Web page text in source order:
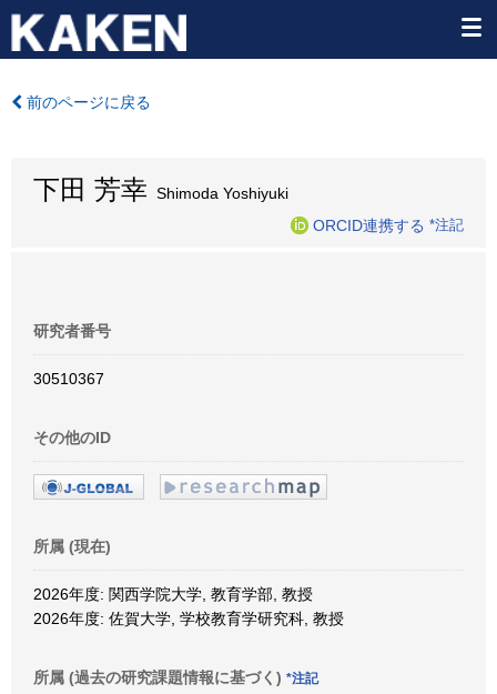
前のページに戻る
下田 芳幸 Shimoda Yoshiyuki
ORCID連携する *注記
研究者番号
30510367
その他のID
所属 (現在)
2026年度: 関西学院大学, 教育学部, 教授
2026年度: 佐賀大学, 学校教育学研究科, 教授
所属 (過去の研究課題情報に基づく) *注記